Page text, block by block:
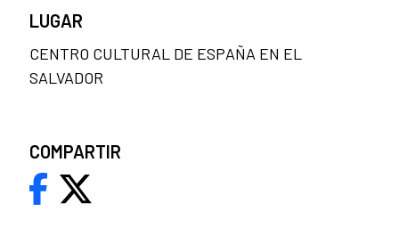
LUGAR
CENTRO CULTURAL DE ESPAÑA EN EL
SALVADOR
COMPARTIR